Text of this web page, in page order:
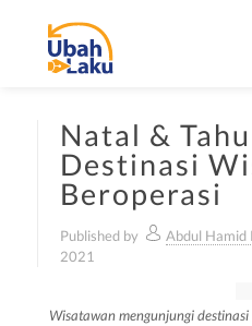
Natal &
Destinasi
Beroperasi
Published by Abdul Hamid
2021
Wisatawan mengunjungi